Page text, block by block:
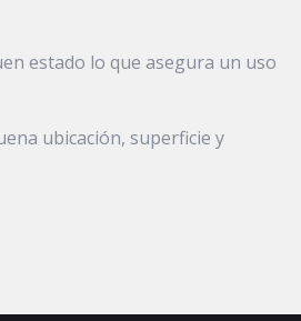
estado lo que asegura un uso
ubicación, superficie y